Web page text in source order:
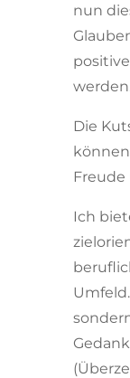
nun
Die
Ich